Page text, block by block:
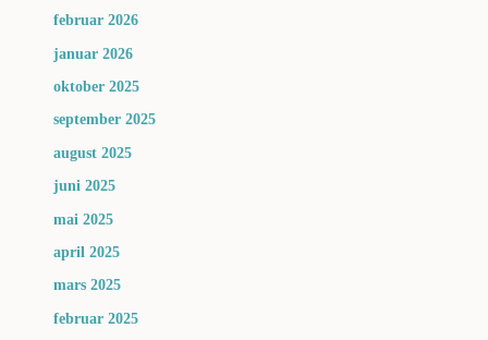
februar 2026
januar 2026
oktober 2025
september 2025
august 2025
juni 2025
mai 2025
april 2025
mars 2025
februar 2025